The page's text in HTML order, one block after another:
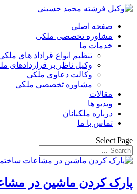
صفحه اصلی
مشاوره تخصصی ملکی
خدمات ما
تنظیم انواع قراداد های
وکیل ناظر بر قراردادهای
وکالت دعاوی ملکی
مشاوره تخصصی ملکی
مقالات
ویدیو ها
درباره ملکبانان
تماس با ما
Select Page
پارک کردن ماشین در